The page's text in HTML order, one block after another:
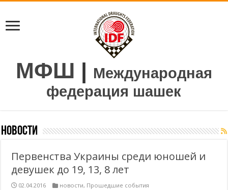
МФШ | Международная
федерация шашек
новости
Первенства Украины среди юношей и
девушек до 19, 13, 8 лет
02.04.2016 новости, Прошедшие события